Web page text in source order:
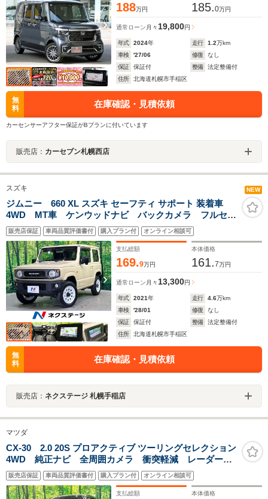
188万円 185.0万円
通常ローン 月々 19,800円
年式 2024年 走行 1.2万km
車検
'27/06 修復
なし
保証
保証付 整備
法定整備付
住所
北海道札幌市手稲区
無
料
在庫確認・見積依頼
カーセンサーアフター保証がBプランに付いています
販売店： カーセブン札幌西店
スズキ NEW
ジムニー 660 XL スズキ セーフティ サポート 装着車
4WD MT車 ケンウッドナビ バックカメラ フルセ
グ 衝突軽減ブレーキ 車線逸脱警報 シートヒータ
ー スマートキー オートライト オートハイビーム
電動格納ミラー
販売店保証 車両品質評価書付 購入プラン付 オンライン相談可
支払総額
169.9万円
本体価格
161.7万円
通常ローン 月々 13,300円
年式 2021年 走行 4.6万km
車検
'28/01 修復
なし
保証
保証付 整備
法定整備付
住所
北海道札幌市手稲区
無
料
在庫確認・見積依頼
販売店： ネクステージ 札幌手稲店
マツダ
CX-30 2.0 20S プロアクティブ ツーリングセレクション
4WD 純正ナビ 全周囲カメラ 衝突軽減 レーダーク
ルーズ ブラインドスポット 誤発進抑制機能 クリア
ランスソナー パワーバックドア メモリー機能付パワ
ーシート ステアリングヒーター シートヒーター
販売店保証 車両品質評価書付 購入プラン付 オンライン相談可
支払総額 本体価格